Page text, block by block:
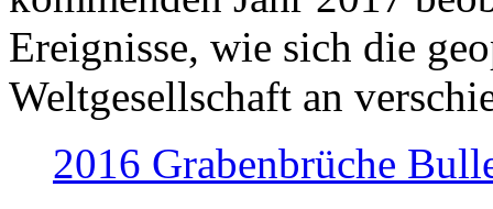
Ereignisse, wie sich die
Weltgesellschaft an
2016 Grabenbrüche